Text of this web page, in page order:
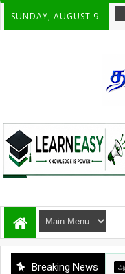
SUNDAY, AUGUST 9.
Breaking Newsஅறிவியல்